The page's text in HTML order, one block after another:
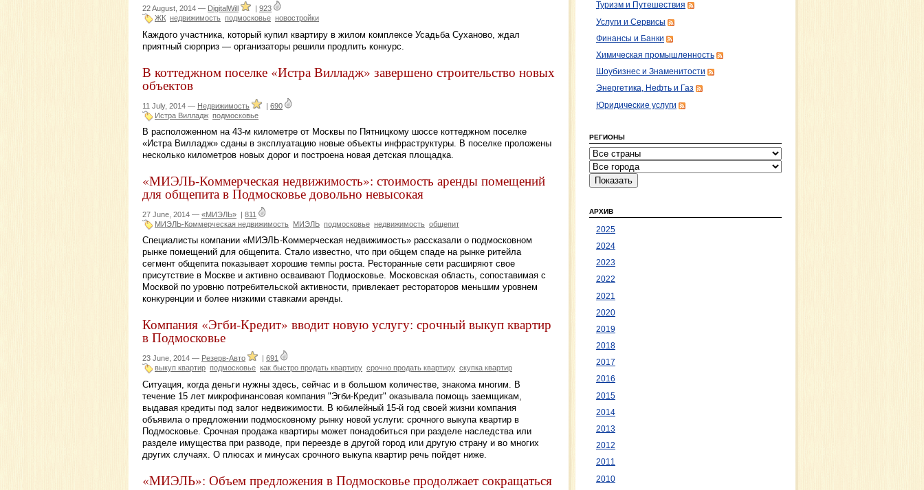
22 August, 2014 — DigitalWill
923
ЖК недвижимость подмосковье новостройки
Каждого участника, который купил квартиру в жилом комплексе Усадьба Суханово, ждал
приятный сюрприз — организаторы решили продлить конкурс.
В коттеджном поселке «Истра Вилладж» завершено строительство новых
объектов
11 July, 2014 — Недвижимость | 690
Истра Вилладж подмосковье
В расположенном на 43-м километре от Москвы по Пятницкому шоссе коттеджном поселке
«Истра Вилладж» сданы в эксплуатацию новые объекты инфраструктуры. В поселке проложены
несколько километров новых дорог и построена новая детская площадка.
«МИЭЛЬ-Коммерческая недвижимость»: стоимость аренды помещений
для общепита в Подмосковье довольно невысокая
27 June, 2014 — «МИЭЛЬ» | 811
МИЭЛЬ-Коммерческая недвижимость МИЭЛЬ подмосковье недвижимость общепит
Специалисты компании «МИЭЛЬ-Коммерческая недвижимость» рассказали о подмосковном
рынке помещений для общепита. Стало известно, что при общем спаде на рынке ритейла
сегмент общепита показывает хорошие темпы роста. Ресторанные сети расширяют свое
присутствие в Москве и активно осваивают Подмосковье. Московская область, сопоставимая с
Москвой по уровню потребительской активности, привлекает рестораторов меньшим уровнем
конкуренции и более низкими ставками аренды.
Компания «Эгби-Кредит» вводит новую услугу: срочный выкуп квартир
в Подмосковье
23 June, 2014 — Резерв-Авто | 691
выкуп квартир подмосковье как быстро продать квартиру срочно продать квартиру скупка квартир
Ситуация, когда деньги нужны здесь, сейчас и в большом количестве, знакома многим. В
течение 15 лет микрофинансовая компания "Эгби-Кредит" оказывала помощь заемщикам,
выдавая кредиты под залог недвижимости. В юбилейный 15-й год своей жизни компания
объявила о предложении подмосковному рынку новой услуги: срочного выкупа квартир в
Подмосковье. Срочная продажа квартиры может понадобиться при разделе наследства или
разделе имущества при разводе, при переезде в другой город или другую страну и во многих
других случаях. О плюсах и минусах срочного выкупа квартир речь пойдет ниже.
«МИЭЛЬ»: Объем предложения в Подмосковье продолжает сокращаться
Туризм и Путешествия
Услуги и Сервисы
Финансы и Банки
Химическая промышленность
Шоубизнес и Знаменитости
Энергетика, Нефть и Газ
Юридические услуги
РЕГИОНЫ
АРХИВ
2025
2024
2023
2022
2021
2020
2019
2018
2017
2016
2015
2014
2013
2012
2011
2010